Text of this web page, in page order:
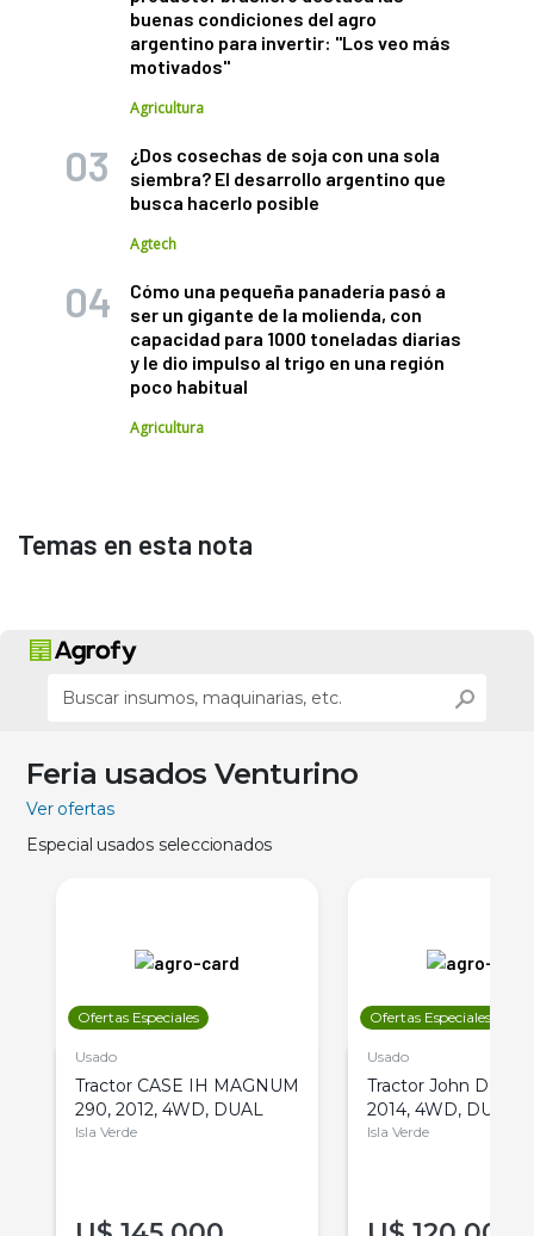
buenas condiciones del agro
argentino para invertir: "Los veo más
motivados"
Agricultura
¿Dos cosechas de soja con una sola
siembra? El desarrollo argentino que
busca hacerlo posible
Agtech
Cómo una pequeña panadería pasó a
ser un gigante de la molienda, con
capacidad para 1000 toneladas diarias
y le dio impulso al trigo en una región
poco habitual
Agricultura
Temas en esta nota
Feria usados Venturino
Ver ofertas
Especial usados seleccionados
Ofertas Especiales
Usado
Tractor CASE IH MAGNUM
290, 2012, 4WD, DUAL
Isla Verde
Ofertas Especiales
Usado
Tractor John Deere
2014, 4WD, DUAL
Isla Verde